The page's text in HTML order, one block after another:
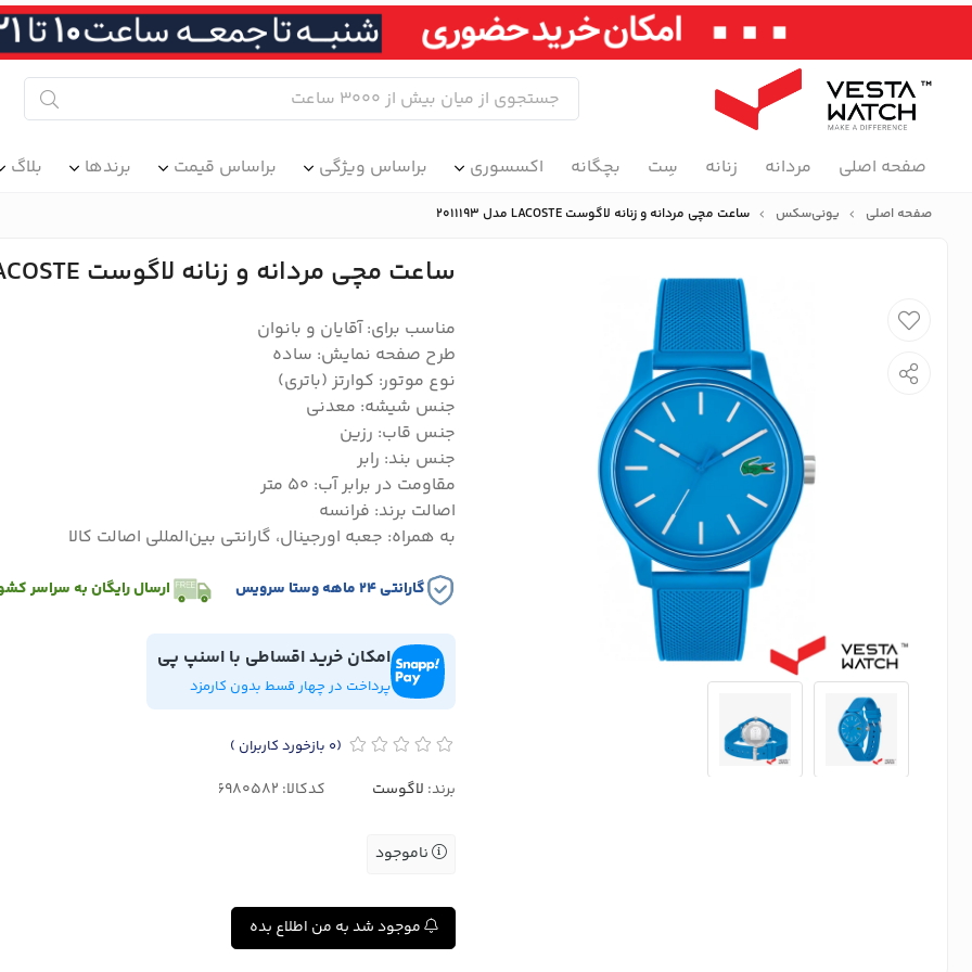
صفحه اصلی مردانه زنانه سِت بچگانه اکسسوری براساس ویژگی براساس قیمت برندها بلاگ
صفحه اصلی یونی‌سکس ساعت مچی مردانه و زنانه لاگوست LACOSTE مدل 2011193
ساعت مچی مردانه و زنانه لاگوست LACOSTE مدل 2011193
مناسب برای: آقایان و بانوان
طرح صفحه نمایش: ساده
نوع موتور: کوارتز (باتری)
جنس شیشه: معدنی
جنس قاب: رزین
جنس بند: رابر
مقاومت در برابر آب: 50 متر
اصالت برند: فرانسه
به همراه: جعبه اورجینال، گارانتی بین‌المللی اصالت کالا
گارانتی ۲۴ ماهه وستا سرویس ارسال رایگان به سراسر
امکان خرید اقساطی با اسنپ پی
پرداخت در چهار قسط بدون کارمزد
(0 بازخورد کاربران )
برند: لاگوست کدکالا:
ناموجود
موجود شد به من اطلاع بده